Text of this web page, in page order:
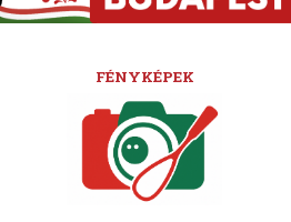
FÉNYKÉPEK